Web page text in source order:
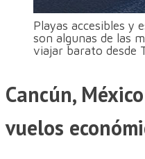
Playas accesibles y
son algunas de las
viajar barato desde
Cancún,
vuelos